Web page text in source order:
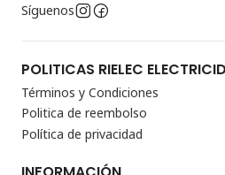
Síguenos
POLITICAS RIELEC
Términos y Condiciones
Politica de reembolso
Política de privacidad